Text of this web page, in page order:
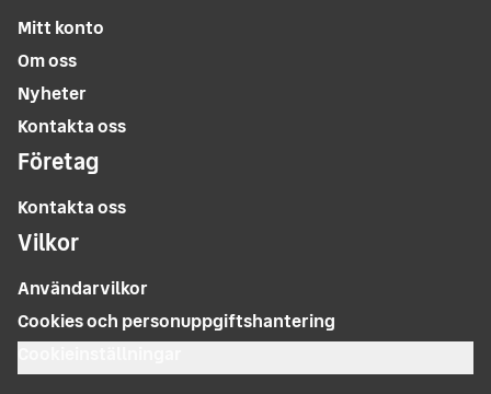
Mitt konto
Om oss
Nyheter
Kontakta oss
Företag
Kontakta oss
Vilkor
Användarvilkor
Cookies och personuppgiftshantering